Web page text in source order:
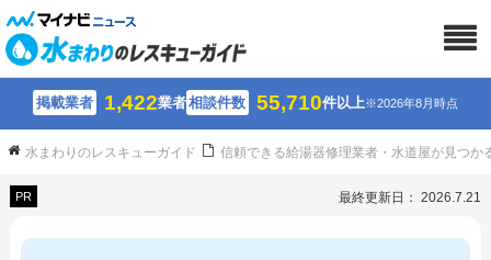
掲載業者 1,422業者相談件数 55,710件以上※2026年8月時点
水まわりのレスキューガイド 信頼できる給湯器修理業者・水道屋が見つか
PR 最終更新日： 2026.7.21